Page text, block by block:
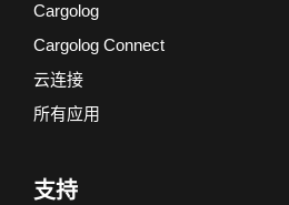
Cargolog
Cargolog Connect
云连接
所有应用
支持